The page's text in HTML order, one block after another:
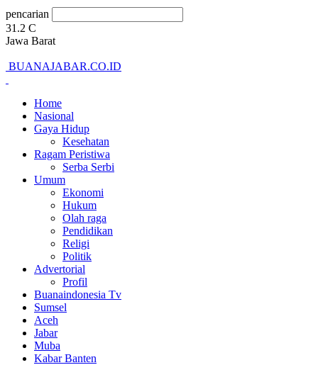
pencarian
31.2 C
Jawa Barat
BUANAJABAR.CO.ID
Home
Nasional
Gaya Hidup
Kesehatan
Ragam Peristiwa
Serba Serbi
Umum
Ekonomi
Hukum
Olah raga
Pendidikan
Religi
Politik
Advertorial
Profil
Buanaindonesia Tv
Sumsel
Aceh
Jabar
Muba
Kabar Banten